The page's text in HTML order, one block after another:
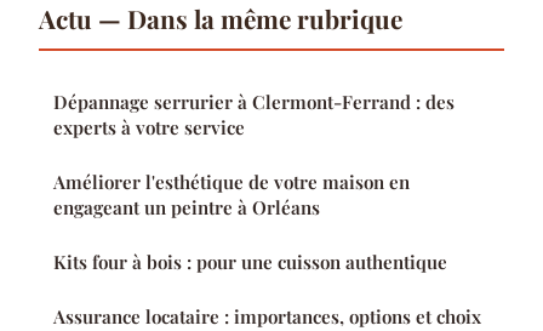
Actu — Dans la même rubrique
Dépannage serrurier à Clermont-Ferrand : des
experts à votre service
Améliorer l'esthétique de votre maison en
engageant un peintre à Orléans
Kits four à bois : pour une cuisson authentique
Assurance locataire : importances, options et choix